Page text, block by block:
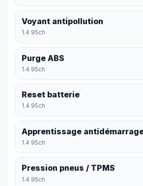
Voyant antipollution
1.4 95ch
Purge ABS
1.4 95ch
Reset batterie
1.4 95ch
Apprentissage
1.4 95ch
Pression pneus / TPMS
1.4 95ch